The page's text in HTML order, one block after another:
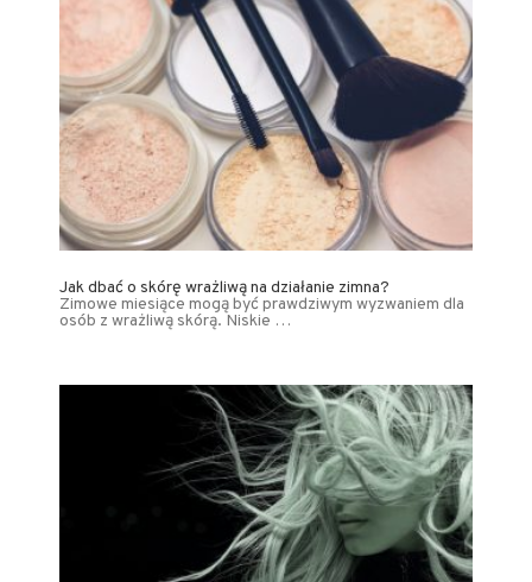
Jak dbać o skórę wrażliwą na działanie zimna?
Zimowe miesiące mogą być prawdziwym wyzwaniem dla
osób z wrażliwą skórą. Niskie …